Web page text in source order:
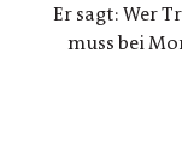
Er sagt: Wer
muss bei